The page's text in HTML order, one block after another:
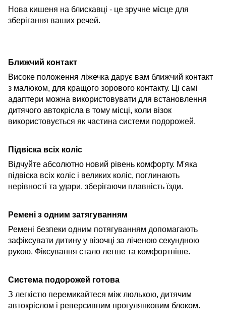
Нова кишеня на блискавці - це зручне місце для
зберігання ваших речей.
Ближчий контакт
Високе положення ліжечка дарує вам ближчий контакт
з малюком, для кращого зорового контакту. Ці самі
адаптери можна використовувати для встановлення
дитячого автокрісла в тому місці, коли візок
використовується як частина системи подорожей.
Підвіска всіх коліс
Відчуйте абсолютно новий рівень комфорту. М'яка
підвіска всіх коліс і великих коліс, поглинають
нерівності та удари, зберігаючи плавність їзди.
Ремені з одним затягуванням
Ремені безпеки одним потягуванням допомагають
зафіксувати дитину у візочці за ліченою секундною
рукою. Фіксування стало легше та комфортніше.
Система подорожей готова
З легкістю перемикайтеся між люлькою, дитячим
автокріслом і реверсивним прогулянковим блоком.